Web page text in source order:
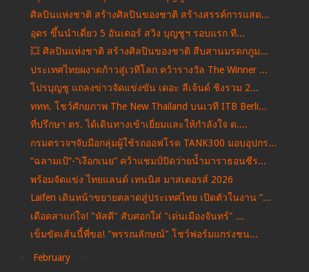
ศิลปินแห่งชาติ สร้างศิลปินของชาติ สร้างสรรค์การแสด...
อุดร ขึ้นนำเดี่ยว 5 อันเดอร์ สวิง บุญชูฯ รอบแรก ที...
💥 ศิลปินแห่งชาติ สร้างศิลปินของชาติ สืบสานมรดกภูม...
ประเทศไทยผงาดก้าวสู่เวทีโลก คว้ารางวัล The Winner ...
โปรบุญชู แถลงข่าวจัดแข่งขัน เดอะ ลีเจ้นด์ ชิงรวม 2...
ททท. โชว์ศักยภาพ The New Thailand บนเวที ITB Berli...
ที่ปรึกษา ตร. ได้เดินทางเข้าเยี่ยมและให้กำลังใจ ด....
กรมตรวจฯจับมือกลุ่มผู้ใช้รถออฟโรด TANK300 มอบอุปกร...
“ฉลามเป้”-“เงือกเนย” คว้าแชมป์ปิดว่ายน้ำมาราธอนซีร...
พร้อมจัดแข่ง ไทยแลนด์ เทนนิส มาสเตอรส์ 2026
Laifen เดินหน้าขยายตลาดสู่ประเทศไทย เปิดตัวในงาน “...
เดือดสาแก่ใจ! "หัสดี" สับศอกใส่ "เด่นเมืองจันทร์" ...
เข็มขัดเส้นนี้พี่ขอ! "พรรณลักษณ์" โชว์ฟอร์มแกร่งชน...
February